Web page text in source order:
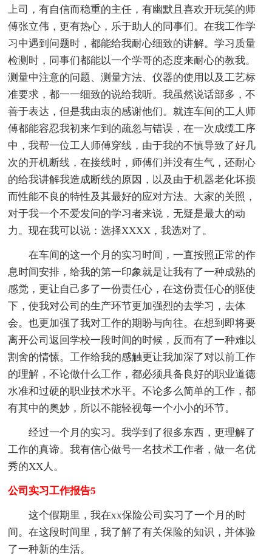
上司，有自信而稳重的主任，有幽默且喜欢开玩笑的师
傅张立伟，更有热心，乐于助人的同事们。在我工作学
习中遇到问题时，都能给我耐心细致的讲解。学习质量
检测时，同事们都能以一个学哥的态度来耐心的教我。
测量中注意的问题、测量方法、仪器的使用以及工艺标
准要求，都一一细致的说给我听。我虽然说话部多，不
善于表达，但是我由衷的感谢他们。就连车间的工人师
傅都能容忍我初来乍到的疏忽与错误，在一次成缆工序
中，我帮一位工人师傅穿线，由于我的不慎导致了好几
次的开机断线，在接线时，师傅们并没有生气，还耐心
的给我讲解我造成断线的原因，以及由于机器老化坏损
而性能不良的特性及其最好的应对方法。大家的关照，
对于我一个不爱发问的学习者来说，无疑是最大的动
力。现在我可以说：选择XXXX，我选对了。
在车间的这一个月的实习时间，一直按照正常的作
息时间安排，给我的第一印象就是让我有了一种成熟的
感觉，更让自己多了一份责任心，在这份责任心的驱使
下，使我对公司的生产环节更加强烈的去学习，去体
会。也更加强了我对工作的期盼与向往。在想到即将要
离开公司返回学校一段时间的时候，反而有了一种难以
割舍的情愫。工作给我的感触更让我加深了对以前工作
的理解，不论做什么工作，都必须具备良好的职业道德
水准和过硬的职业技术水平。不论多么简单的工作，都
有其中的奥妙，所以不能轻视每一个小小的环节。
经过一个月的实习。我学到了很多东西，更理解了
工作的真谛。我有信心做号一名技术工作者，做一名优
秀的XX人。
公司实习工作报告5
这个假期里，我在xx保险公司实习了一个月的时
间。在这段时间里，我了解了有关保险的知识，并体验
了一种新的生活。